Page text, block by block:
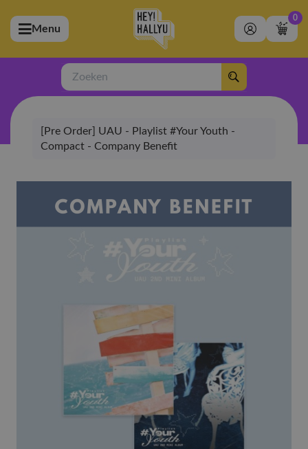
(Artiesten)
(Merchandise)
(Exclusive)
(Winkel)
Menu
0
Zoeken
[Pre Order] UAU - Playlist #Your Youth -
Compact - Company Benefit